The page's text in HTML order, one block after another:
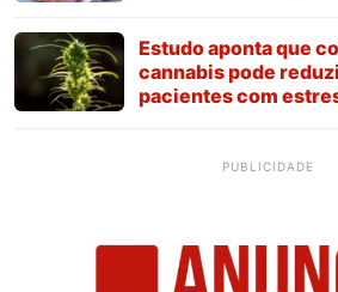
Estudo aponta que
cannabis pode
pacientes com
PUBLICIDADE